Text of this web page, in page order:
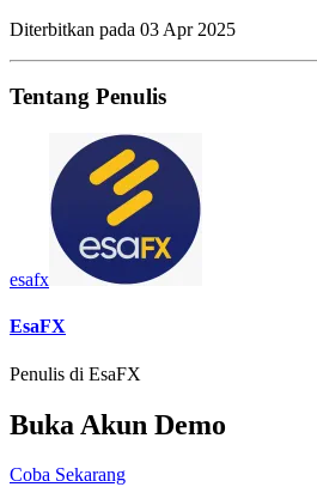
Diterbitkan pada 03 Apr 2025
Tentang Penulis
esafx
EsaFX
Penulis di EsaFX
Buka Akun Demo
Coba Sekarang